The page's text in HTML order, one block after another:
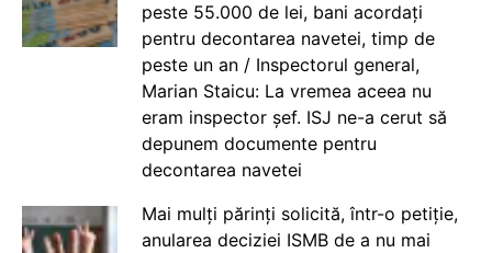
peste 55.000 de lei, bani acordați
pentru decontarea navetei, timp de
peste un an / Inspectorul general,
Marian Staicu: La vremea aceea nu
eram inspector șef. ISJ ne-a cerut să
depunem documente pentru
decontarea navetei
Mai mulți părinți solicită, într-o petiție,
anularea deciziei ISMB de a nu mai